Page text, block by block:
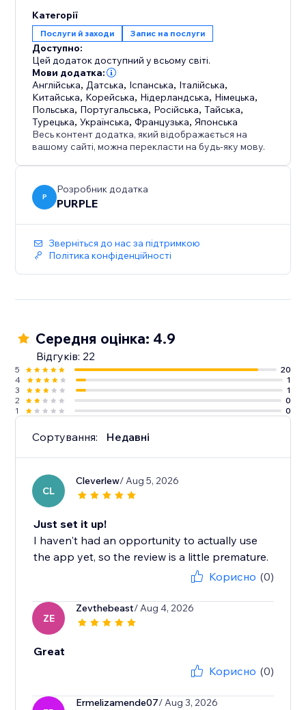
to your site on install, ready to configure.
- Step-by-step dashboard guide - an in-app
walkthrough shows you exactly how to get set up.
Need help?
- Reach out anytime at apps-support@prpl.io —
we're happy to assist.
Категорії
Послуги й заходи Запис на послуги
Доступно:
Цей додаток доступний у всьому світі.
Мови додатка:
Англійська, Датська, Іспанська, Італійська,
Китайська, Корейська, Нідерландська, Німецька,
Польська, Португальська, Російська,Тайська,
Турецька,Українська,Французька,Японська
Весь контент додатка, який відображається на
вашому сайті, можна перекласти на будь-яку мову.
P
Розробник додатка
PURPLE
Зверніться до нас за підтримкою
Політика конфіденційності
Середня оцінка: 4.9
Відгуків: 22
5
20
4
1
3
1
2
0
1
0
Сортування: Недавні
CL
Cleverlew/ Aug 5, 2026
Just set it up!
I haven't had an opportunity to actually use
the app yet, so the review is a little premature.
Корисно (0)
ZE
Zevthebeast/ Aug 4, 2026
Great
Корисно (0)
Ermelizamende07/ Aug 3, 2026